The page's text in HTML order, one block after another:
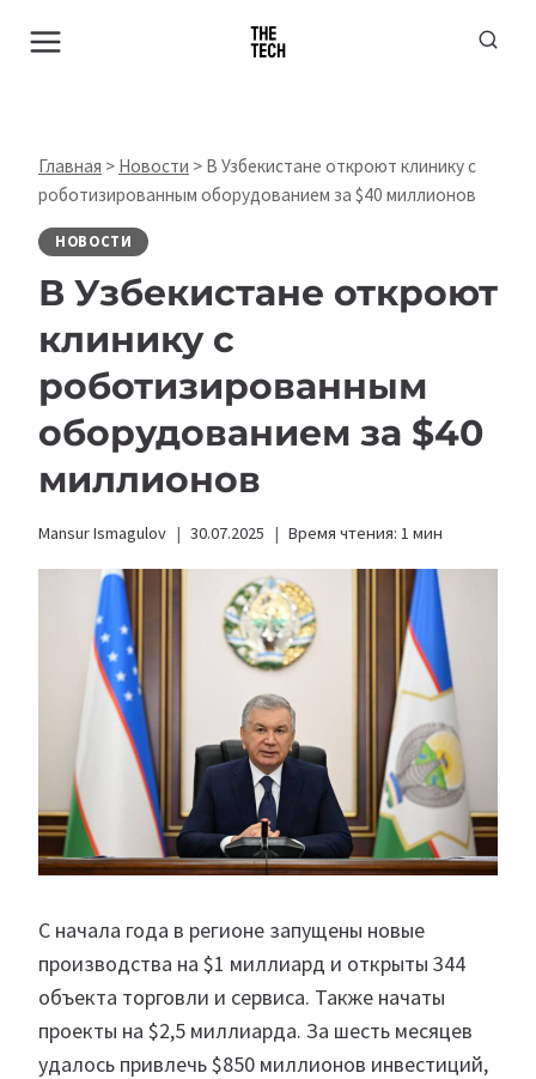
Главная > Новости > В Узбекистане откроют клинику с
роботизированным оборудованием за $40 миллионов
НОВОСТИ
В Узбекистане откроют
клинику с
роботизированным
оборудованием за $40
миллионов
Mansur Ismagulov 30.07.2025 Время чтения: 1 мин
С начала года в регионе запущены новые
производства на $1 миллиард и открыты 344
объекта торговли и сервиса. Также начаты
проекты на $2,5 миллиарда. За шесть месяцев
удалось привлечь $850 миллионов инвестиций,